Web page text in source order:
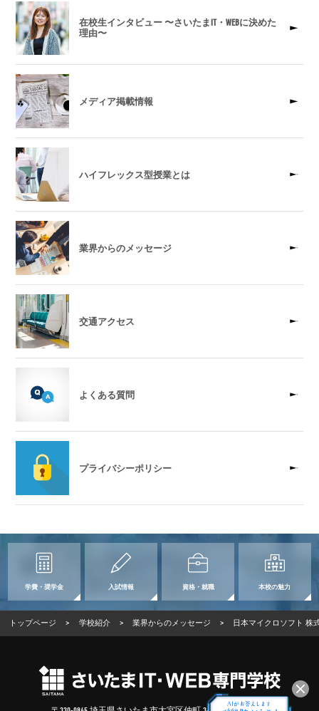
在校生インタビュー 〜さいたまIT・WEBに決めた
理由〜
メディア掲載情報
ハイフレックス型授業とは
業界からのメッセージ
交通アクセス
よくある質問
プライバシーポリシー
学費・奨学金 入試情報 資格・就職 本校の魅力
トップページ > 学校紹介 > 業界からのメッセージ > 日本マイクロソフト 株